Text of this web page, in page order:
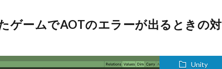
ゲームでAOTのエラーが出るときの対
Unity